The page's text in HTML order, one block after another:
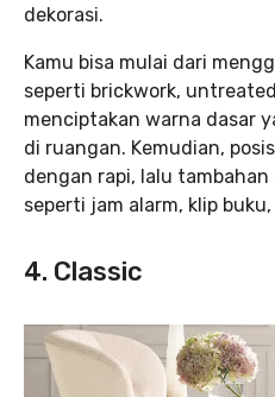
dekorasi.
Kamu bisa mulai dari
seperti brickwork,
menciptakan warna dasar
di ruangan. Kemudian,
dengan rapi, lalu tambahan
seperti jam alarm, klip
4. Classic